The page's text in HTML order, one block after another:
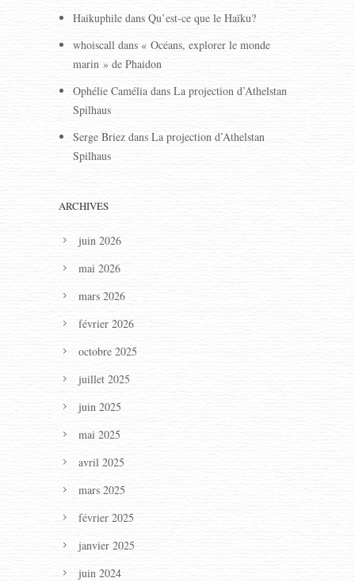
Haikuphile dansQu’est-ce que le Haïku?
whoiscall dans « Océans, explorer le monde
marin » de Phaidon
Ophélie Camélia dansLa projection d’Athelstan
Spilhaus
Serge Briez dansLa projection d’Athelstan
Spilhaus
ARCHIVES
juin 2026
mai 2026
mars 2026
février 2026
octobre 2025
juillet 2025
juin 2025
mai 2025
avril 2025
mars 2025
février 2025
janvier 2025
juin 2024